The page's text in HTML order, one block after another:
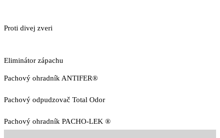
Proti divej zveri
Eliminátor zápachu
Pachový ohradník ANTIFER®
Pachový odpudzovač Total Odor
Pachový ohradník PACHO-LEK ®